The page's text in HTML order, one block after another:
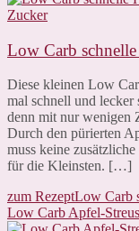
Low Carb
Diese kleinen Low
mal schnell und lecker
denn mit nur wenigen
Durch den pürierten
muss keine
für die Kleinsten. […]
zum RezeptLow Carb
Low Carb Apfel-